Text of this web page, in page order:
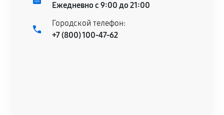
Ежедневно с 9:00 до 21:00
Городской телефон:
+7 (800) 100-47-62